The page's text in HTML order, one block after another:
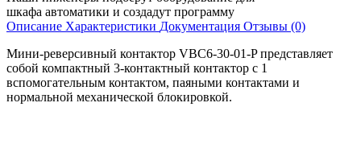
шкафа автоматики и создадут программу
Описание Характеристики Документация Отзывы (0)
Мини-реверсивный контактор VBC6-30-01-P представляет
собой компактный 3-контактный контактор с 1
вспомогательным контактом, паяными контактами и
нормальной механической блокировкой.